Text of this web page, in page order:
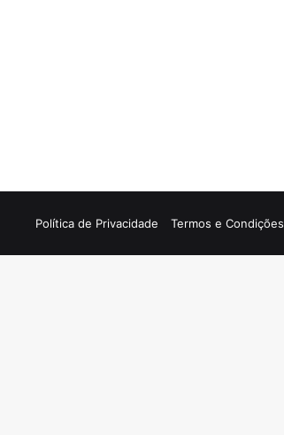
Política de Privacidade Termos e Condições